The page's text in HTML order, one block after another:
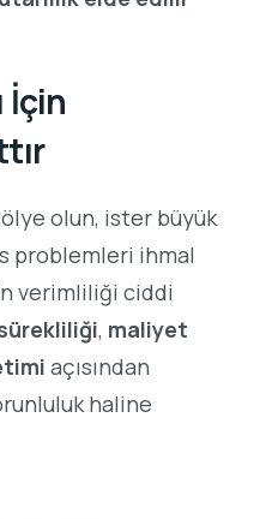
İçin
olun, ister büyük
problemleri ihmal
verimliliği ciddi
, maliyet
açısından
haline